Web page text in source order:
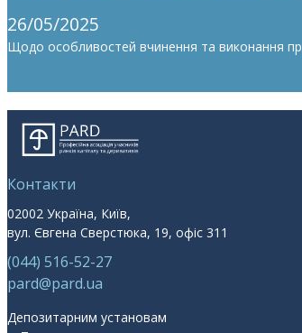
26/05/2025
Щодо особливостей вчинення та виконання
Контакти
02002 Україна, Київ,
вул. Євгена Сверстюка, 19, офіс 311
(044) 516-52-27
pard@pard.ua
Депозитарним установам